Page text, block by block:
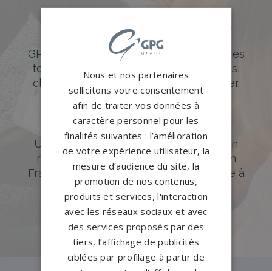
Des pierres tombales uniques et
originales
GPG Granit offre un large choix de pierres
tombales en granit de styles modernes,
classiques ou originales à personnaliser.
DÉCOUVREZ NOTRE CATALOGUE
Accompagnement sur-mesure
Un accompagnement sur mesure et un
réseau de 1200 partenaires partout en
France. Personnalisation avancée grâce à
notre configurateur 3D en ligne.
PERSONNALISEZ VOTRE MONUMENT
Nous et nos partenaires
sollicitons votre consentement
afin de traiter vos données à
caractère personnel pour les
finalités suivantes : l’amélioration
de votre expérience utilisateur, la
mesure d’audience du site, la
promotion de nos contenus,
produits et services, l'interaction
avec les réseaux sociaux et avec
des services proposés par des
tiers, l’affichage de publicités
ciblées par profilage à partir de